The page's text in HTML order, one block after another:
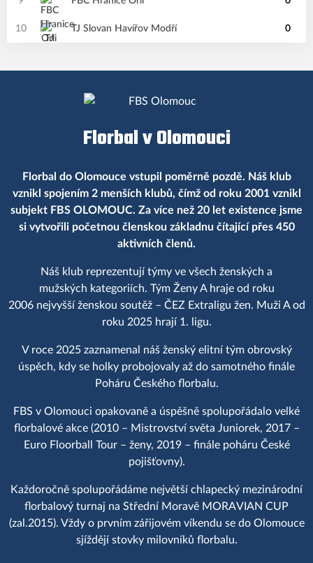
10 TJ Slovan Havířov Modří 0
Florbal v Olomouci
Florbal do Olomouce vstupil poměrně pozdě. Náš klub
vznikl spojením 2 menších klubů, čímž od roku 2001 vznikl
subjekt FBS OLOMOUC. Za více než 20 let existence jsme
si vytvořili početnou členskou základnu čítající přes 450
aktivních členů.
Náš klub reprezentují týmy ve všech ženských a
mužských kategoriích. Tým Ženy A hraje od roku
2006 nejvyšší ženskou soutěž – ČEZ Extraligu žen. Muži A od
roku 2025 hrají 1. ligu.
V roce 2025 zaznamenal náš ženský elitní tým obrovský
úspěch, kdy se holky probojovaly až do samotného finále
Poháru Českého florbalu.
FBS v Olomouci opakovaně a úspěšně spolupořádalo velké
florbalové akce (2010 – Mistrovství světa Juniorek, 2017 –
Euro Floorball Tour – ženy, 2019 – finále poháru České
pojišťovny).
Každoročně spolupořádáme největší chlapecký mezinárodní
florbalový turnaj na Střední Moravě MORAVIAN CUP
(zal.2015). Vždy o prvním zářijovém víkendu se do Olomouce
sjíždějí stovky milovníků florbalu.